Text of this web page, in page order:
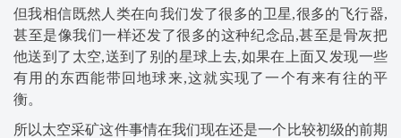
但我相信既然人类在向我们发了很多的卫星,很多的飞行器,
甚至是像我们一样还发了很多的这种纪念品,甚至是骨灰把
他送到了太空,送到了别的星球上去,如果在上面又发现一些
有用的东西能带回地球来,这就实现了一个有来有往的平
衡。
所以太空采矿这件事情在我们现在还是一个比较初级的前期